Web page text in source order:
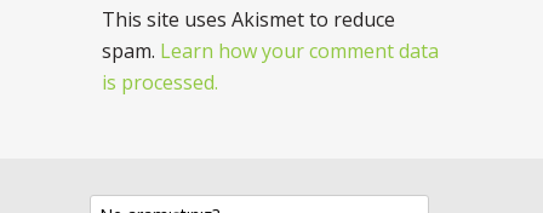
This site uses Akismet to reduce
spam. Learn how your comment data
is processed.